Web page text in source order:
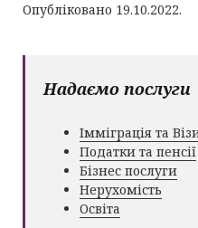
Опубліковано 19.10.2022.
Надаємо послуги
Імміграція та
Податки та пенсії
Бізнес послуги
Нерухомість
Освіта